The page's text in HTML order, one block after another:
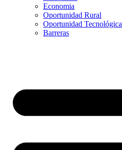
Economia
Oportunidad Rural
Oportunidad Tecnológica
Barreras